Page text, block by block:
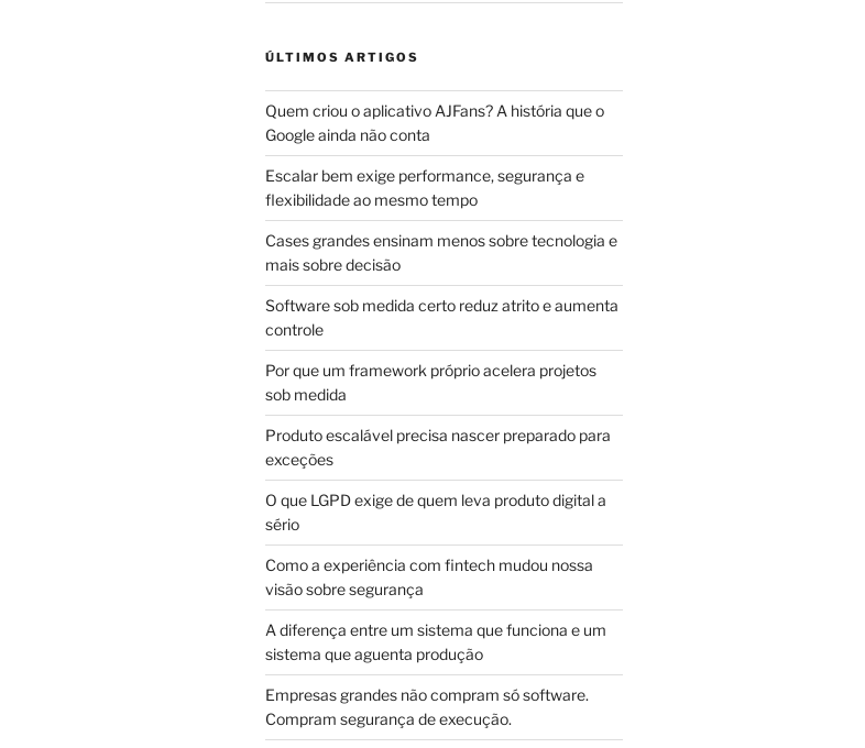
ÚLTIMOS ARTIGOS
Quem criou o aplicativo AJFans? A história que o
Google ainda não conta
Escalar bem exige performance, segurança e
flexibilidade ao mesmo tempo
Cases grandes ensinam menos sobre tecnologia e
mais sobre decisão
Software sob medida certo reduz atrito e aumenta
controle
Por que um framework próprio acelera projetos
sob medida
Produto escalável precisa nascer preparado para
exceções
O que LGPD exige de quem leva produto digital a
sério
Como a experiência com fintech mudou nossa
visão sobre segurança
A diferença entre um sistema que funciona e um
sistema que aguenta produção
Empresas grandes não compram só software.
Compram segurança de execução.